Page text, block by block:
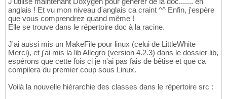
anglais ! Et vu mon niveau d'anglais ca craint ^^ Enfin, j'espère
que vous comprendrez quand même !
Elle se trouve dans le répertoire doc à la racine.
J'ai aussi mis un MakeFile pour linux (celui de LittleWhite
Merci), et j'ai mis la lib Allegro (version 4.2.3) dans le dossier lib,
espérons que cette fois ci je n'ai pas fais de bêtise et que ca
compilera du premier coup sous Linux.
Voilà la nouvelle hiérarchie des classes dans le répertoire src :